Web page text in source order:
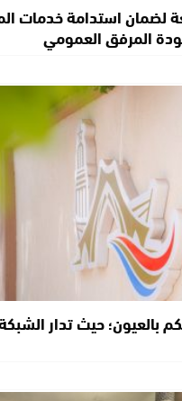
لضمان استدامة خدمات
المرفق العمومي
بالعيون؛ حيث تدار